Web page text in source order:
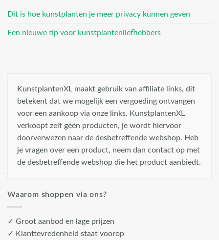
Dit is hoe kunstplanten je meer privacy kunnen geven
Een nieuwe tip voor kunstplantenliefhebbers
KunstplantenXL maakt gebruik van affiliate links, dit
betekent dat we mogelijk een vergoeding ontvangen
voor een aankoop via onze links. KunstplantenXL
verkoopt zelf géén producten, je wordt hiervoor
doorverwezen naar de desbetreffende webshop. Heb
je vragen over een product, neem dan contact op met
de desbetreffende webshop die het product aanbiedt.
Waarom shoppen via ons?
✓ Groot aanbod en lage prijzen
✓ Klanttevredenheid staat voorop